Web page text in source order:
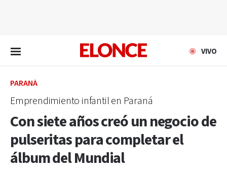
VIVO
PARANÁ
Emprendimiento infantil en Paraná
Con siete años creó un negocio de
pulseritas para completar el
álbum del Mundial